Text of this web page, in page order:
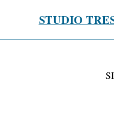
STUDIO